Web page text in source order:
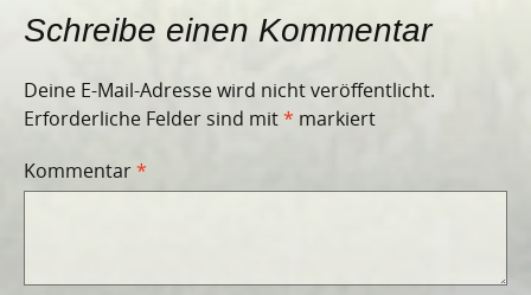
Schreibe einen Kommentar
Deine E-Mail-Adresse wird nicht veröffentlicht.
Erforderliche Felder sind mit* markiert
Kommentar*